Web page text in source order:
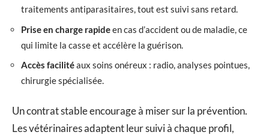
traitements antiparasitaires, tout est suivi sans retard.
Prise en charge rapideen cas d’accident ou de maladie, ce
qui limite la casse et accélère la guérison.
Accès facilitéaux soins onéreux : radio, analyses pointues,
chirurgie spécialisée.
Un contrat stable encourage à miser sur la prévention.
Les vétérinaires adaptent leur suivi à chaque profil,